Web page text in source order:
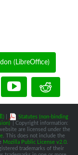
(LibreOffice)
)|
Statutes (non-binding
| Copyright information:
are licensed under the
. This does not include the
Mozilla Public License v2.0
trademarks of their